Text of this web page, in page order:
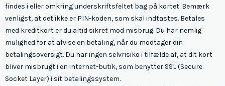
findes i eller omkring underskriftsfeltet bag på kortet. Bemærk
venligst, at det ikke er PIN-koden, som skal indtastes. Betales
med kreditkort er du altid sikret mod misbrug. Du har nemlig
mulighed for at afvise en betaling, når du modtager din
betalingsoversigt. Du har ingen selvrisiko i tilfælde af, at dit kort
bliver misbrugt i en internet-butik, som benytter SSL (Secure
Socket Layer) i sit betalingssystem.